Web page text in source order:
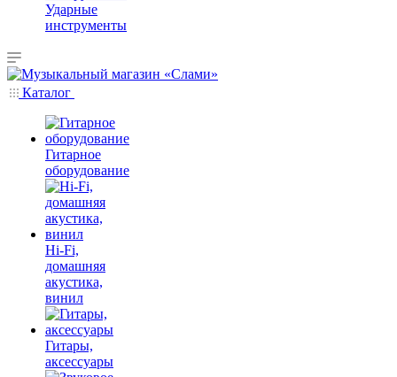
Ударные
инструменты
Каталог
Гитарное
оборудование
Hi-Fi,
домашняя
акустика,
винил
Гитары,
аксессуары